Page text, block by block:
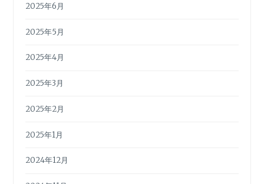
2025年6月
2025年5月
2025年4月
2025年3月
2025年2月
2025年1月
2024年12月